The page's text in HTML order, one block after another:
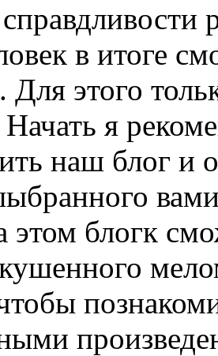
в итоге
Для этого
я
наш блог и
блогк